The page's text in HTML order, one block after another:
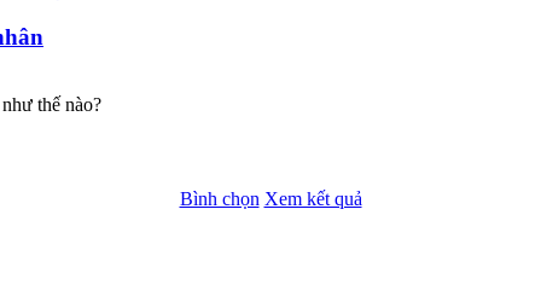
thế nào?
Bình chọn Xem kết quả